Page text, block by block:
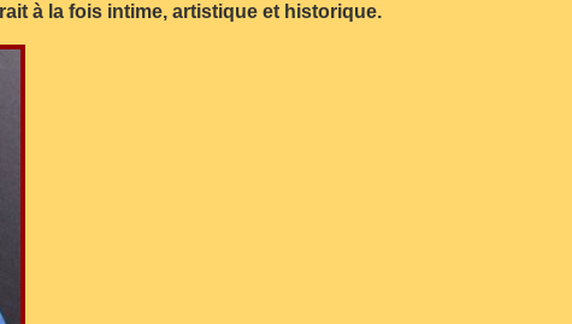
à la fois intime, artistique et historique.